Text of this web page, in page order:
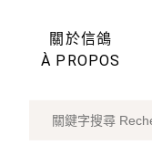
關於信鴿
À PROPOS